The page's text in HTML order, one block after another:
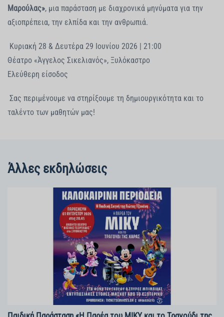
Μαρούλας», μια παράσταση με διαχρονικά μηνύματα για την
αξιοπρέπεια, την ελπίδα και την ανθρωπιά.
Κυριακή 28 & Δευτέρα 29 Ιουνίου 2026 | 21:00
Θέατρο «Άγγελος Σικελιανός», Ξυλόκαστρο
Ελεύθερη είσοδος
Σας περιμένουμε να στηρίξουμε τη δημιουργικότητα και το
ταλέντο των μαθητών μας!
Άλλες εκδηλώσεις